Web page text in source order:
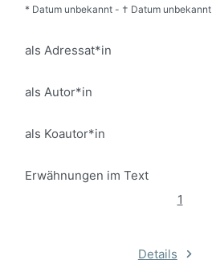
* Datum unbekannt - † Datum unbekannt
als Adressat*in
als Autor*in
als Koautor*in
Erwähnungen im Text
1
Details